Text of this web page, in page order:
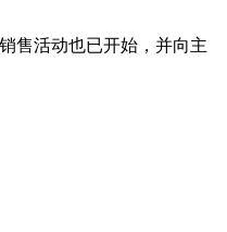
售活动也已开始，并向主